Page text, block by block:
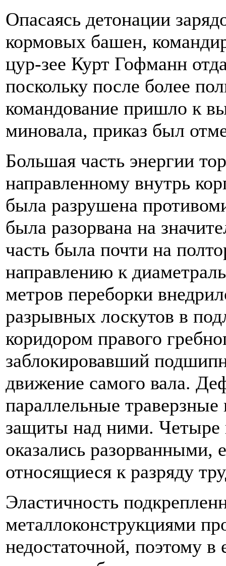
Опасаясь детонации
кормовых башен,
цур-зее Курт Гофманн
поскольку после более
командование пришло к
миновала, приказ был
Большая часть энергии
направленному внутрь
была разрушена
была разорвана на
часть была почти на
направлению к
метров переборки
разрывных лоскутов в
коридором правого
заблокировавший
движение самого вала.
параллельные
защиты над ними. Четыре
оказались
относящиеся к разряду
Эластичность
металлоконструкциями
недостаточной, поэтому в